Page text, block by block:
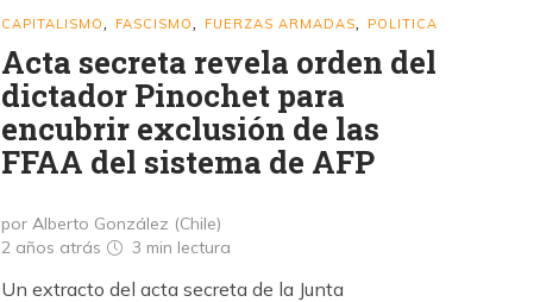
CAPITALISMO FASCISMO FUERZAS ARMADAS POLITICA
Acta secreta revela orden del
dictador Pinochet para
encubrir exclusión de las
FFAA del sistema de AFP
por Alberto González (Chile)
2 años atrás
3 min lectura
Un extracto del acta secreta de la Junta